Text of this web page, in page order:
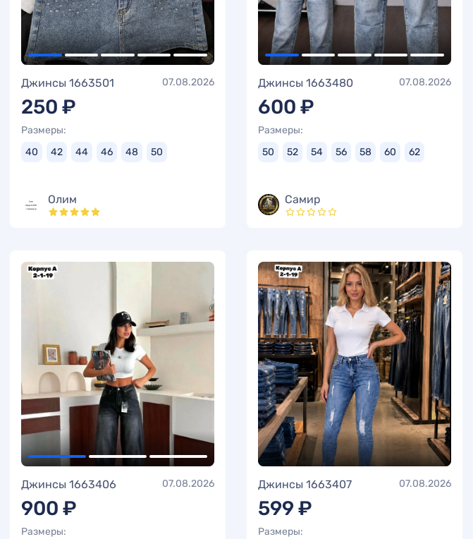
Джинсы 1663501 07.08.2026
250 ₽
Размеры:
40
42 44 46 48 50
Олим
Джинсы 1663480 07.08.2026
600 ₽
Размеры:
50
52 54 56 58 60 62
Самир
Джинсы 1663406 07.08.2026
900 ₽
Размеры:
Джинсы 1663407 07.08.2026
599 ₽
Размеры: